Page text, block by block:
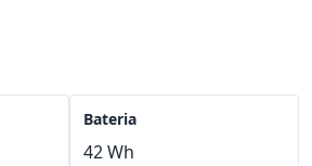
Bateria
42 Wh